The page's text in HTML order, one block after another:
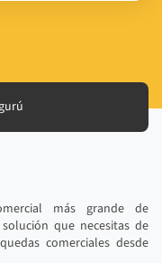
más grande de
que necesitas de
comerciales desde